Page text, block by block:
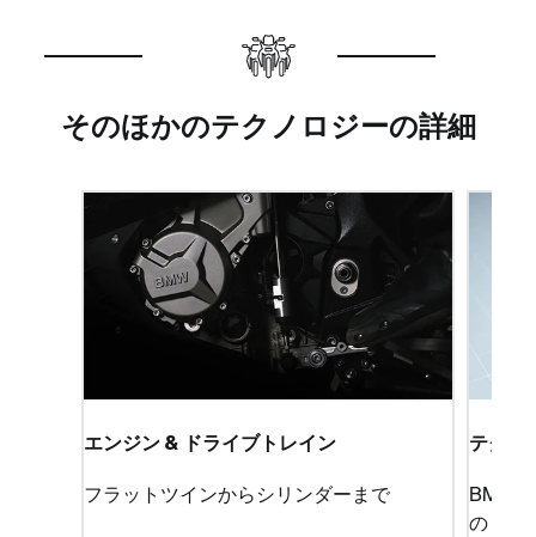
用して、噴射量や点火タイミングを個別に調整して
混合気は開口幅がこれまでの50 mmから52 mmに
ョンによって行われます。新設計の拡大した吸気の
噴出と、大型のインテークサイレンサーで、インテ
ークの冷気供給を最適化、つまり吸気の充填効率を
最適化しています。
スロットルバルブは、E-GASシステムの電気モータ
ーによって独立して動きます。ライダーの要求はス
ロットルグリップのセンサーによってデジタルエン
ングモードに応じてスロットルバルブの開度が電子
BMW R 1200 GSのE-GASでは、エンジン制御装置
そのほかのテクノロジーの詳細
エンジン & ドライブトレイン
フラットツインからシリンダーまで
テクノ
BMW
の